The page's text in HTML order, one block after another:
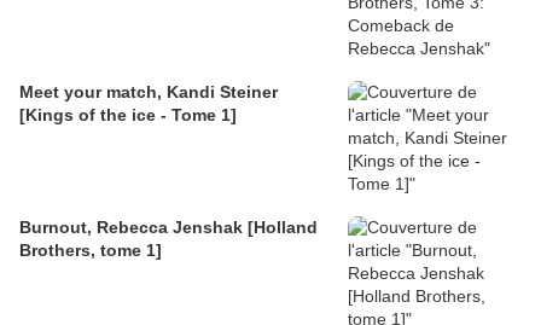
Meet your match, Kandi Steiner
[Kings of the ice - Tome 1]
Burnout, Rebecca Jenshak [Holland
Brothers, tome 1]